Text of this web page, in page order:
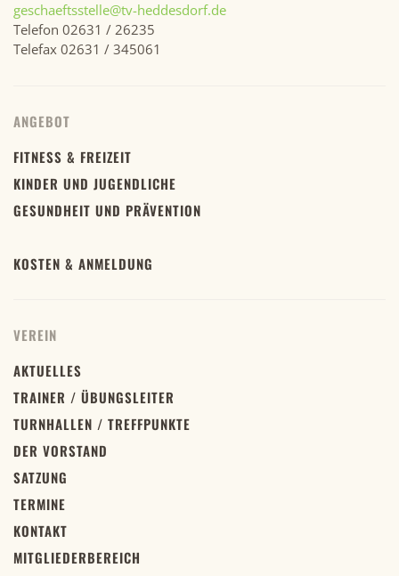
geschaeftsstelle@tv-heddesdorf.de
Telefon 02631 / 26235
Telefax 02631 / 345061
ANGEBOT
FITNESS & FREIZEIT
KINDER UND JUGENDLICHE
GESUNDHEIT UND PRÄVENTION
KOSTEN & ANMELDUNG
VEREIN
AKTUELLES
TRAINER / ÜBUNGSLEITER
TURNHALLEN / TREFFPUNKTE
DER VORSTAND
SATZUNG
TERMINE
KONTAKT
MITGLIEDERBEREICH